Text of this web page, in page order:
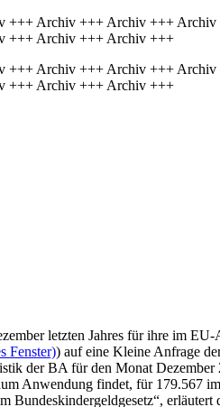
Archiv +++ Archiv +++
+++ Archiv +++ Archiv +++
Archiv +++ Archiv +++
+++ Archiv +++ Archiv +++
letzten Jahres für ihre im
Fenster)) auf eine Kleine Anfrage
der BA für den Monat
Anwendung findet, für 179.567
Bundeskindergeldgesetz“,